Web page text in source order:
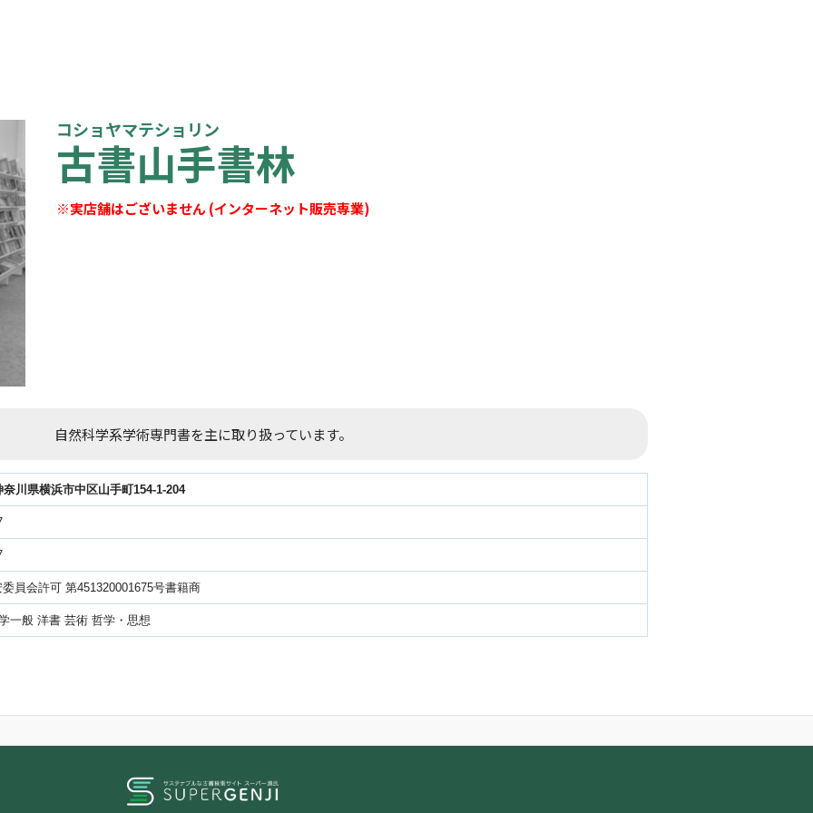
コショヤマテショリン
古書山手書林
※実店舗はございません (インターネット販売専業)
自然科学系学術専門書を主に取り扱っています。
奈川県横浜市中区山手町154-1-204
員会許可 第451320001675号書籍商
一般 洋書 芸術 哲学・思想